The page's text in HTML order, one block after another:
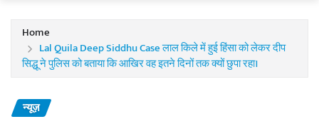
Home
Lal Quila Deep Siddhu Case लाल किले में हुई हिंसा को लेकर दीप
सिद्धू ने पुलिस को बताया कि आखिर वह इतने दिनों तक क्यों छुपा रहा।
न्यूज़